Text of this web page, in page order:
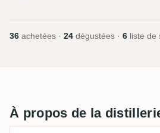
36 achetées · 24 dégustées · 6 liste de
À propos de la